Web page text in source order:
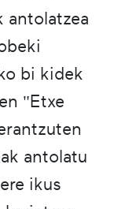
antolatzea
bi kidek
"Etxe
antolatu
ikus